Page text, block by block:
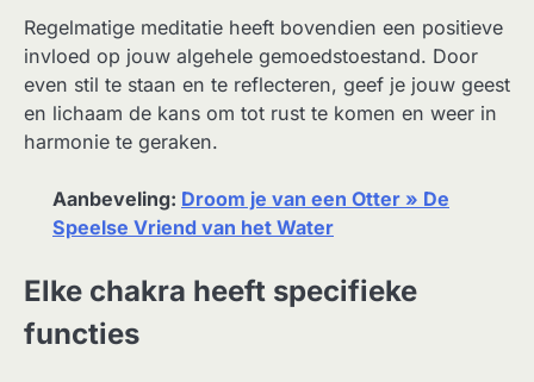
Regelmatige meditatie heeft bovendien een positieve
invloed op jouw algehele gemoedstoestand. Door
even stil te staan en te reflecteren, geef je jouw geest
en lichaam de kans om tot rust te komen en weer in
harmonie te geraken.
Aanbeveling: Droom je van een Otter » De
Speelse Vriend van het Water
Elke chakra heeft specifieke
functies